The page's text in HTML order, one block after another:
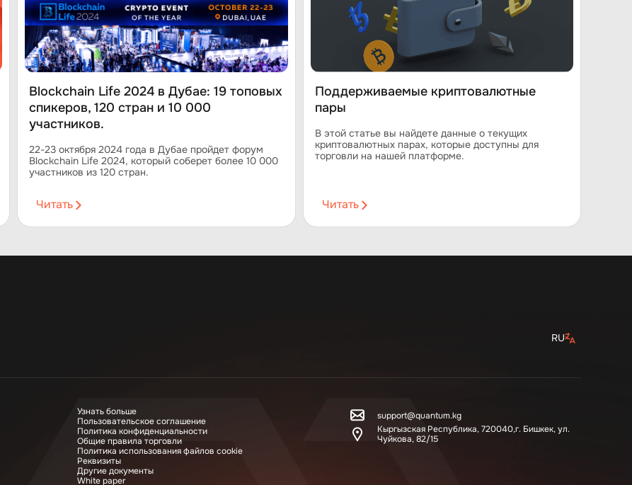
Blockchain Life 2024 в Дубае: 19 топовых
спикеров, 120 стран и 10 000
участников.
22-23 октября 2024 года в Дубае пройдет форум
Blockchain Life 2024, который соберет более 10 000
участников из 120 стран.
Читать
Поддерживаемые криптовалютные
пары
В этой статье вы найдете данные о текущих
криптовалютных парах, которые доступны для
торговли на нашей платформе.
Читать
RU
Узнать больше
Пользовательское соглашение
Политика конфиденциальности
Общие правила торговли
Политика использования файлов cookie
Реквизиты
Другие документы
White paper
support@quantum.kg
Кыргызская Республика, 720040,г. Бишкек, ул.
Чуйкова, 82/15